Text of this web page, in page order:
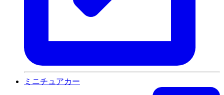
ミニチュアカー